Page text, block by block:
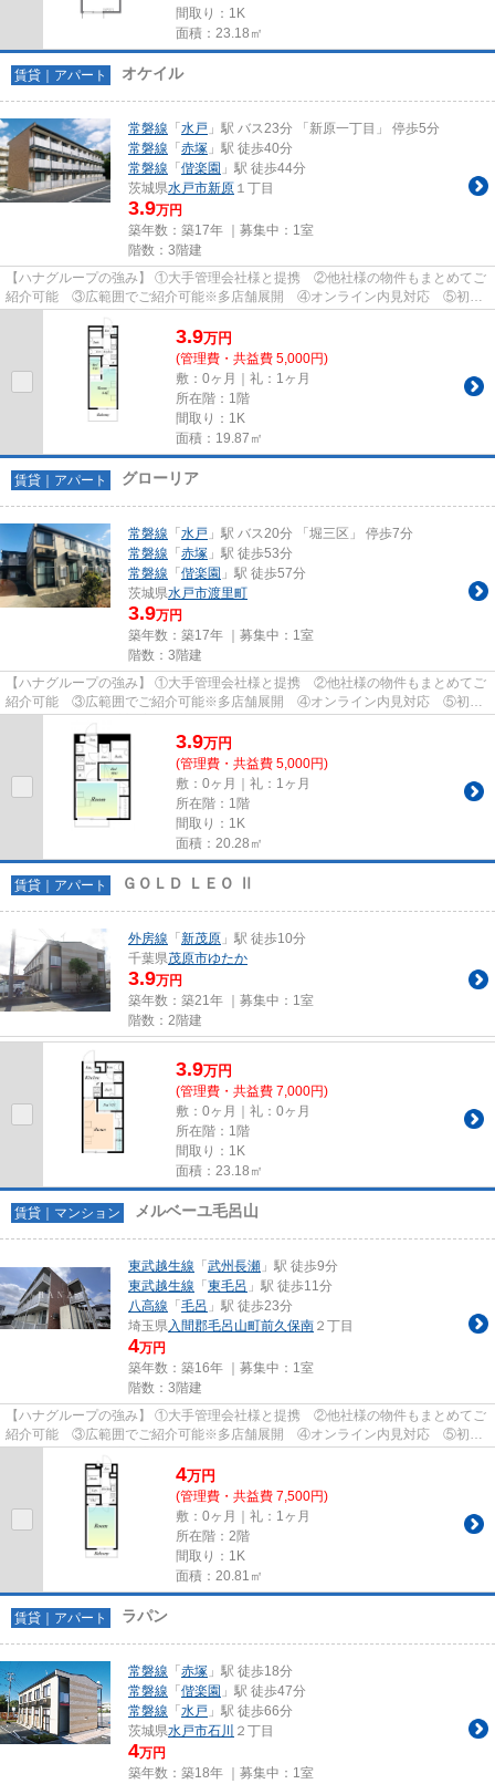
間取り：1K
面積：23.18㎡
賃貸｜アパート オケイル
常磐線 「 水戸 」駅 バス23分 「新原一丁目」 停歩5分
常磐線 「 赤塚 」駅 徒歩40分
常磐線 「 偕楽園 」駅 徒歩44分
茨城県水戸市新原 １丁目
3.9万円
築年数：築17年 ｜募集中： 1室
階数：3階建
【ハナグループの強み】 ①大手管理会社様と提携 ②他社様の物件もまとめてご
紹介可能 ③広範囲でご紹介可能※多店舗展開 ④オンライン内見対応 ⑤初期
3.9万円
(管理費・共益費 5,000円)
敷：0ヶ月｜礼：1ヶ月
所在階：1階
間取り：1K
面積：19.87㎡
賃貸｜アパート グローリア
常磐線 「 水戸 」駅 バス20分 「堀三区」 停歩7分
常磐線 「 赤塚 」駅 徒歩53分
常磐線 「 偕楽園 」駅 徒歩57分
茨城県水戸市渡里町
3.9万円
築年数：築17年 ｜募集中： 1室
階数：3階建
【ハナグループの強み】 ①大手管理会社様と提携 ②他社様の物件もまとめてご
紹介可能 ③広範囲でご紹介可能※多店舗展開 ④オンライン内見対応 ⑤初期
3.9万円
(管理費・共益費 5,000円)
敷：0ヶ月｜礼：1ヶ月
所在階：1階
間取り：1K
面積：20.28㎡
賃貸｜アパート ＧＯＬＤ ＬＥＯ Ⅱ
外房線 「 新茂原 」駅 徒歩10分
千葉県茂原市ゆたか
3.9万円
築年数：築21年 ｜募集中： 1室
階数：2階建
3.9万円
(管理費・共益費 7,000円)
敷：0ヶ月｜礼：0ヶ月
所在階：1階
間取り：1K
面積：23.18㎡
賃貸｜マンション メルベーユ毛呂山
東武越生線 「 武州長瀬 」駅 徒歩9分
東武越生線 「 東毛呂 」駅 徒歩11分
八高線 「 毛呂 」駅 徒歩23分
埼玉県入間郡毛呂山町前久保南 ２丁目
4万円
築年数：築16年 ｜募集中： 1室
階数：3階建
【ハナグループの強み】 ①大手管理会社様と提携 ②他社様の物件もまとめてご
紹介可能 ③広範囲でご紹介可能※多店舗展開 ④オンライン内見対応 ⑤初期
4万円
(管理費・共益費 7,500円)
敷：0ヶ月｜礼：1ヶ月
所在階：2階
間取り：1K
面積：20.81㎡
賃貸｜アパート ラパン
常磐線 「 赤塚 」駅 徒歩18分
常磐線 「 偕楽園 」駅 徒歩47分
常磐線 「 水戸 」駅 徒歩66分
茨城県水戸市石川 ２丁目
4万円
築年数：築18年 ｜募集中： 1室